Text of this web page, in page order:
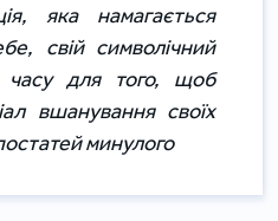
яка намагається
свій символічний
часу для того, щоб
вшанування своїх
минулого